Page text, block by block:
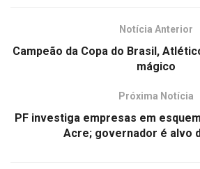
Notícia Anterior
Campeão da Copa do Brasil,
mágico
Próxima Notícia
PF investiga empresas em
Acre; governador é alvo